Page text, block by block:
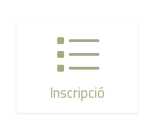
Inscripció